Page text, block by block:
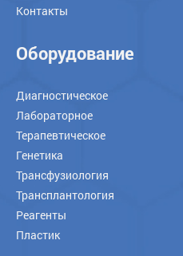
Контакты
Оборудование
Диагностическое
Лабораторное
Терапевтическое
Генетика
Трансфузиология
Трансплантология
Реагенты
Пластик